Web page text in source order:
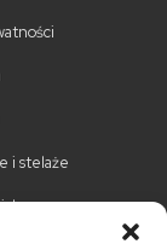
i stelaże